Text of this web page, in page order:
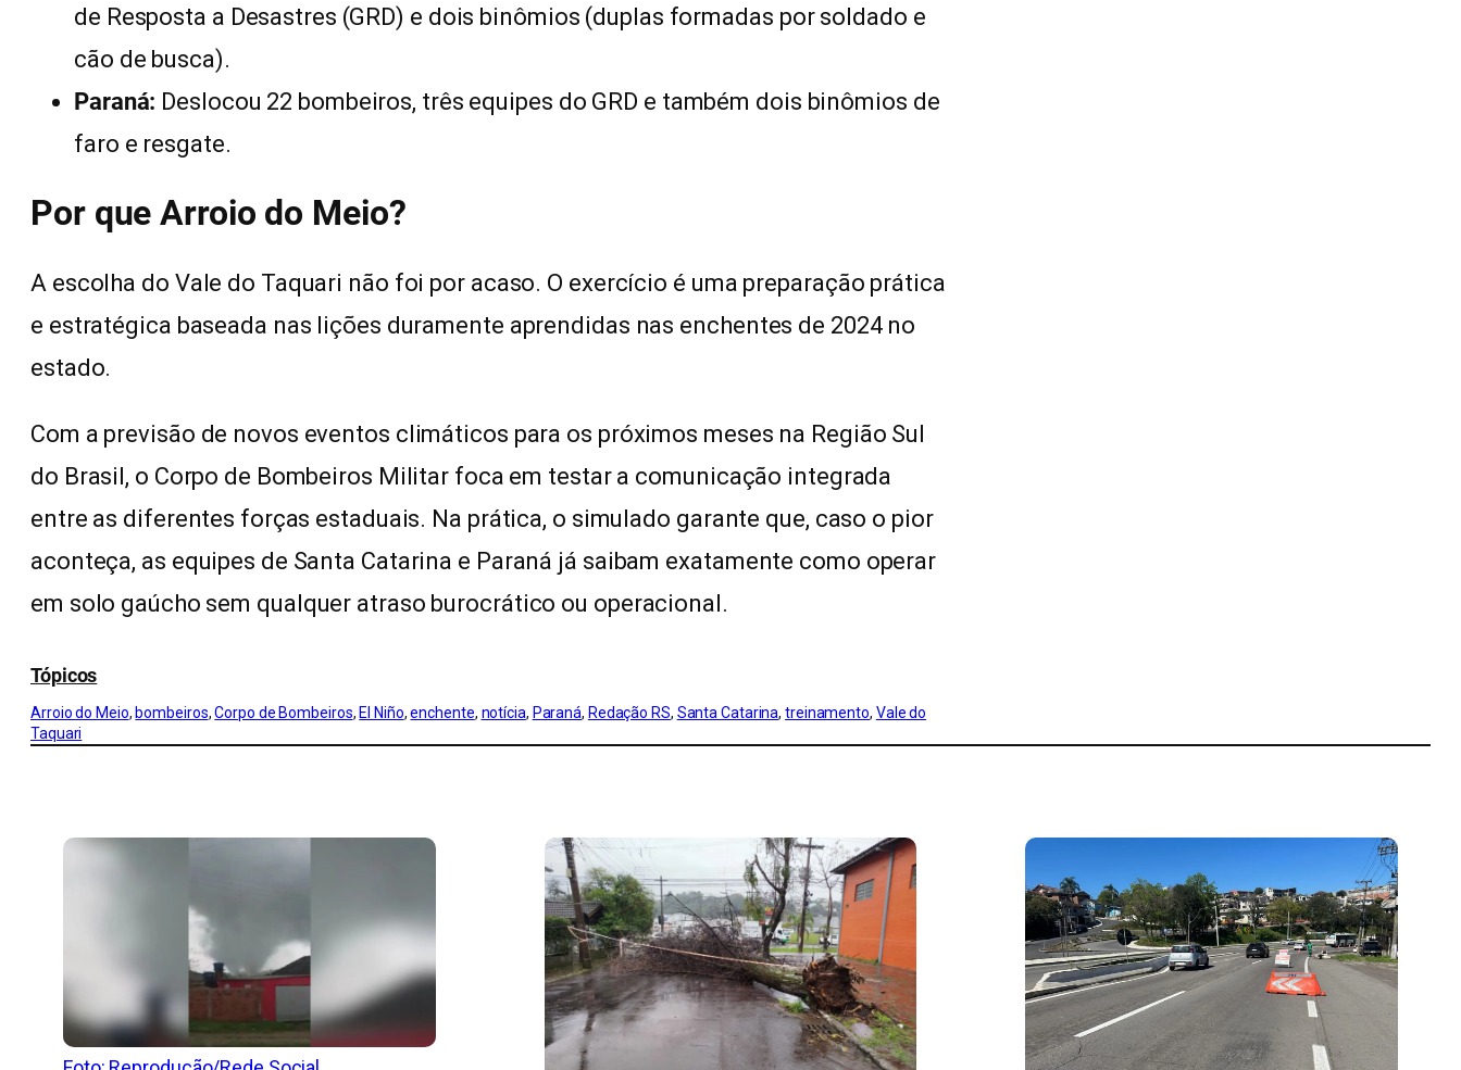
de Resposta a Desastres (GRD) e dois binômios (duplas formadas por soldado e
cão de busca).
Paraná: Deslocou 22 bombeiros, três equipes do GRD e também dois binômios de
faro e resgate.
Por que Arroio do Meio?
A escolha do Vale do Taquari não foi por acaso. O exercício é uma preparação prática
e estratégica baseada nas lições duramente aprendidas nas enchentes de 2024 no
estado.
Com a previsão de novos eventos climáticos para os próximos meses na Região Sul
do Brasil, o Corpo de Bombeiros Militar foca em testar a comunicação integrada
entre as diferentes forças estaduais. Na prática, o simulado garante que, caso o pior
aconteça, as equipes de Santa Catarina e Paraná já saibam exatamente como operar
em solo gaúcho sem qualquer atraso burocrático ou operacional.
Tópicos
Arroio do Meio, bombeiros, Corpo de Bombeiros, El Niño, enchente, notícia, Paraná, Redação RS, Santa Catarina, treinamento, Vale do
Taquari